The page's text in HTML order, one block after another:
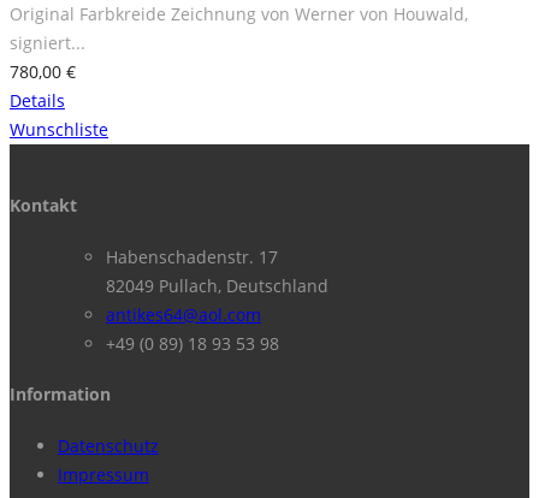
Original Farbkreide Zeichnung von Werner von Houwald,
signiert...
780,00 €
Details
Wunschliste
Kontakt
Habenschadenstr. 17
82049 Pullach, Deutschland
antikes64@aol.com
+49 (0 89) 18 93 53 98
Information
Datenschutz
Impressum